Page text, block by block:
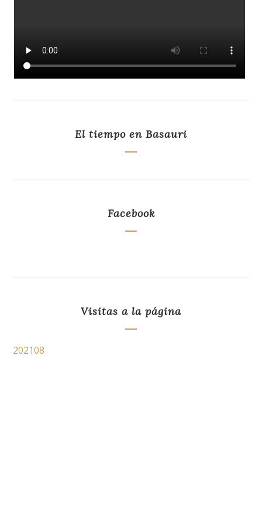
El tiempo en Basauri
Facebook
Visitas a la página
202108